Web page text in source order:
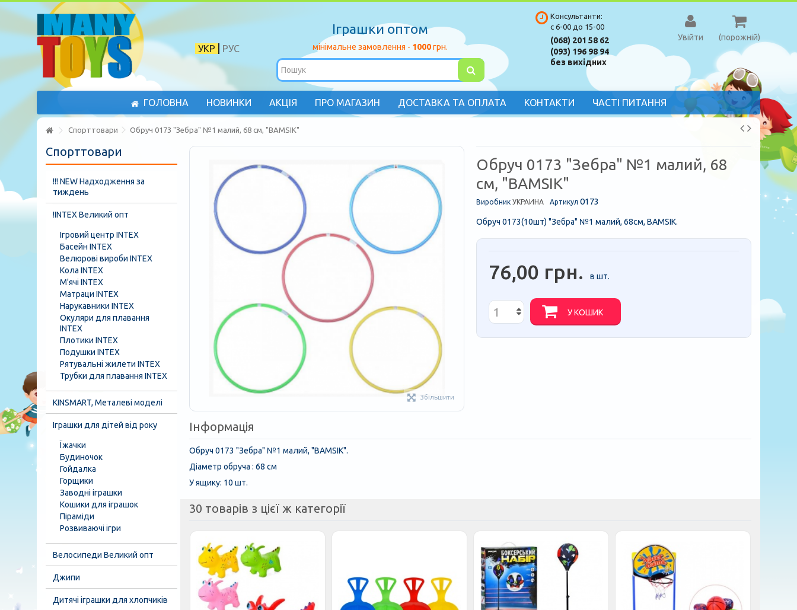
РУС
УКР
Іграшки оптом
мінімальне замовлення - 1000грн.
(порожній)
Увійти
Консультанти:
с 6-00 до 15-00
(068) 201 58 62
(093) 196 98 94
без вихідних
ГОЛОВНА НОВИНКИ АКЦІЯ ПРО МАГАЗИН ДОСТАВКА ТА ОПЛАТА КОНТАКТИ ЧАСТІ ПИТАННЯ
Спорттовари Обруч 0173 "Зебра" №1 малий, 68 см, "BAMSIK"
Збільшити
Обруч 0173 "Зебра" №1 малий, 68
см, "BAMSIK"
Виробник УКРАИНА Артикул 0173
Обруч 0173(10шт) "Зебра" №1 малий, 68см, BAMSIK.
76,00 грн. в шт.
У КОШИК
Інформація
Обруч 0173 "Зебра" №1 малий, "BAMSIK".
Діаметр обруча : 68 см
У ящику: 10 шт.
30 товарів з цієї ж категорії
Спорттовари
!!! NEW Надходження за
тиждень
!INTEX Великий опт
Ігровий центр INTEX
Басейн INTEX
Велюрові вироби INTEX
Кола INTEX
М'ячі INTEX
Матраци INTEX
Нарукавники INTEX
Окуляри для плавання
INTEX
Плотики INTEX
Подушки INTEX
Рятувальні жилети INTEX
Трубки для плавання INTEX
KINSMART, Металеві моделі
Іграшки для дітей від року
Їжачки
Будиночок
Гойдалка
Горщики
Заводні іграшки
Кошики для іграшок
Піраміди
Розвиваючі ігри
Велосипеди Великий опт
Джипи
Дитячі іграшки для хлопчиків